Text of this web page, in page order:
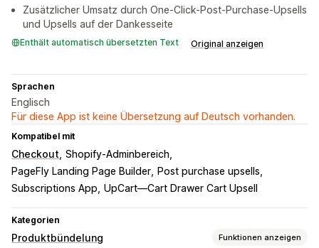
Zusätzlicher Umsatz durch One-Click-Post-Purchase-Upsells
und Upsells auf der Dankesseite
Enthält automatisch übersetzten Text Original anzeigen
Sprachen
Englisch
Für diese App ist keine Übersetzung auf Deutsch vorhanden.
Kompatibel mit
Checkout Shopify-Adminbereich
PageFly Landing Page Builder
Post purchase upsells
Subscriptions App UpCart—Cart Drawer Cart Upsell
Kategorien
Produktbündelung Funktionen anzeigen